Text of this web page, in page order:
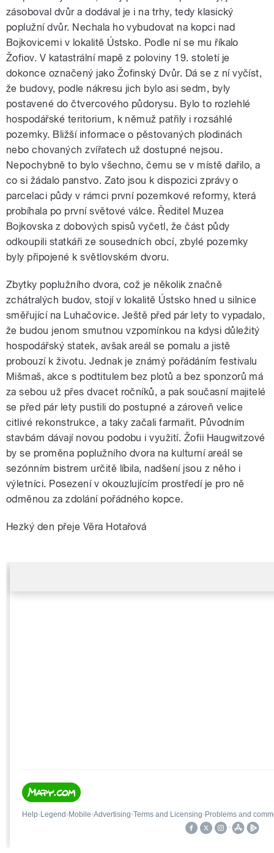
zásoboval dvůr a dodával je i na trhy, tedy klasický
poplužní dvůr. Nechala ho vybudovat na kopci nad
Bojkovicemi v lokalitě Ústsko. Podle ní se mu říkalo
Žofiov. V katastrální mapě z poloviny 19. století je
dokonce označený jako Žofinský Dvůr. Dá se z ní vyčíst,
že budovy, podle nákresu jich bylo asi sedm, byly
postavené do čtvercového půdorysu. Bylo to rozlehlé
hospodářské teritorium, k němuž patřily i rozsáhlé
pozemky. Bližší informace o pěstovaných plodinách
nebo chovaných zvířatech už dostupné nejsou.
Nepochybně to bylo všechno, čemu se v místě dařilo, a
co si žádalo panstvo. Zato jsou k dispozici zprávy o
parcelaci půdy v rámci první pozemkové reformy, která
probíhala po první světové válce. Ředitel Muzea
Bojkovska z dobových spisů vyčetl, že část půdy
odkoupili statkáři ze sousedních obcí, zbylé pozemky
byly připojené k světlovském dvoru.
Zbytky poplužního dvora, což je několik značně
zchátralých budov, stojí v lokalitě Ústsko hned u silnice
směřující na Luhačovice. Ještě před pár lety to vypadalo,
že budou jenom smutnou vzpomínkou na kdysi důležitý
hospodářský statek, avšak areál se pomalu a jistě
probouzí k životu. Jednak je známý pořádáním festivalu
Mišmaš, akce s podtitulem bez plotů a bez sponzorů má
za sebou už přes dvacet ročníků, a pak současní majitelé
se před pár lety pustili do postupné a zároveň velice
citlivé rekonstrukce, a taky začali farmařit. Původním
stavbám dávají novou podobu i využití. Žofii Haugwitzové
by se proměna poplužního dvora na kulturní areál se
sezónním bistrem určitě líbila, nadšení jsou z něho i
výletníci. Posezení v okouzlujícím prostředí je pro ně
odměnou za zdolání pořádného kopce.
Hezký den přeje Věra Hotařová